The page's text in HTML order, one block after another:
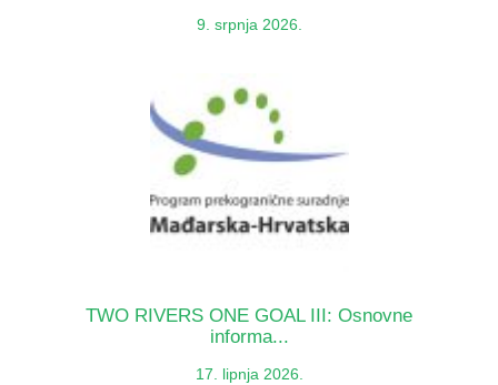
9. srpnja 2026.
TWO RIVERS ONE GOAL III: Osnovne
informa...
17. lipnja 2026.